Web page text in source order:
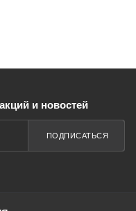
и новостей
ПОДПИСАТЬСЯ